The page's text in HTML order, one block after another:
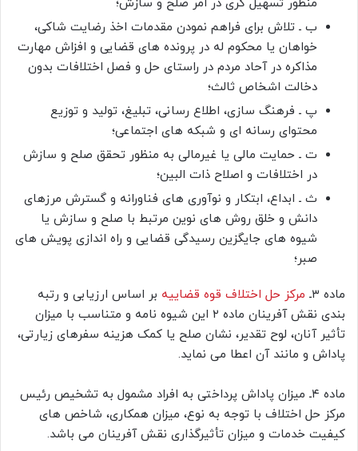
منظور تسهیل گری در امر صلح و سازش؛
ب ـ تلاش برای فراهم نمودن مقدمات اخذ رضایت شاکی،
خواهان یا محکوم له در پرونده های قضایی و افزاش مهارت
مذاکره در آحاد مردم در راستای حل و فصل اختلافات بدون
دخالت اشخاص ثالث؛
پ ـ فرهنگ سازی، اطلاع رسانی، تبلیغ، تولید و توزیع
محتوای رسانه ای و شبکه های اجتماعی؛
ت ـ حمایت مالی یا غیرمالی به منظور تحقق صلح و سازش
در اختلافات و اصلاح ذات البین؛
ث ـ ابداع، ابتکار و نوآوری های فناورانه و گسترش مرزهای
دانش و خلق روش های نوین مرتبط با صلح و سازش یا
شیوه های جایگزین رسیدگی قضایی و راه اندازی پویش های
صبر؛
ماده ۳ـ مرکز حل اختلاف قوه قضاییه بر اساس ارزیابی و رتبه
بندی نقش آفرینان ماده ۲ این شیوه نامه و متناسب با میزان
تأثیر آنان، لوح تقدیر، نشان صلح یا کمک هزینه سفرهای زیارتی،
پاداش و مانند آن اعطا می نماید.
ماده ۴ـ میزان پاداش پرداختی به افراد مشمول به تشخیص رئیس
مرکز حل اختلاف با توجه به نوع، میزان همکاری، شاخص های
کیفیت خدمات و میزان تأثیرگذاری نقش آفرینان می باشد.